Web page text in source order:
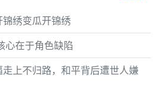
绣变瓜开锦绣
心在于角色缺陷
上不归路，和平背后遭世人嫌